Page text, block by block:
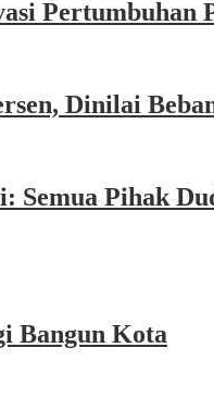
Pertumbuhan
Dinilai
Semua Pihak
Bangun Kota